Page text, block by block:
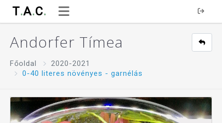
T.A.C.
Andorfer Tímea
Főoldal
2020-2021
0-40 literes növényes - garnélás